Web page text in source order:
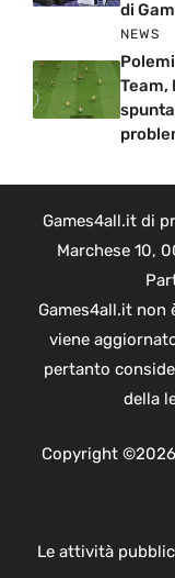
di
NEWS
Team,
Games4all.it di
Marchese 10,
Games4all.it
viene
pertanto
della
Copyright
Le attività